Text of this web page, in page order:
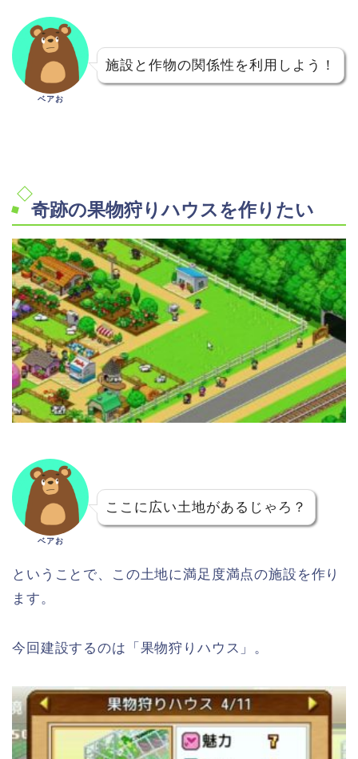
ベアお
施設と作物の関係性を利用しよう！
奇跡の果物狩りハウスを作りたい
ベアお
ここに広い土地があるじゃろ？
ということで、この土地に満足度満点の施設を作り
ます。
今回建設するのは「果物狩りハウス」。